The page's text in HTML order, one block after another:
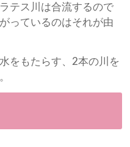
テス川は合流するので
っているのはそれが由
をもたらす、2本の川を